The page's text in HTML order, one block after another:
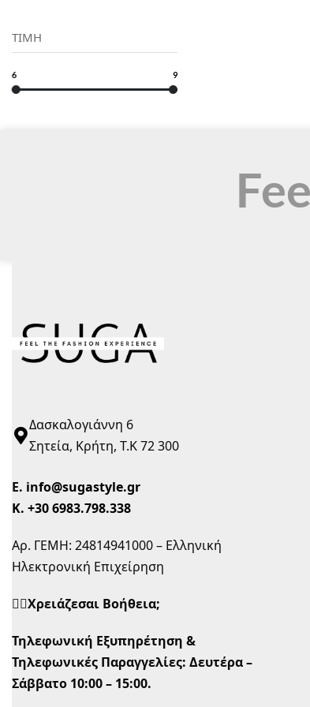
ΤΙΜΗ
6 9
Δασκαλογιάννη 6
Σητεία, Κρήτη, Τ.Κ 72 300
Ε. info@sugastyle.gr
Κ. +30 6983.798.338
Αρ. ΓΕΜΗ: 24814941000 – Ελληνική
Ηλεκτρονική Επιχείρηση
🙋‍♀️Χρειάζεσαι Βοήθεια;
Τηλεφωνική Εξυπηρέτηση &
Τηλεφωνικές Παραγγελίες: Δευτέρα –
Σάββατο 10:00 – 15:00.